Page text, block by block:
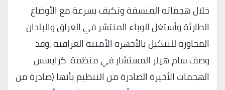
خلال هجماته المنسقة وتكيف بسرعة مع الأوضاع
الطارئة وأستغل الوباء المنتشر في العراق والبلدان
المجاورة للتنكيل بالأجهزة الأمنية العراقية ,وقد
وصف سام هيلر المستشار في منظمة كرايسس
الهجمات الأخيرة الصادرة من التنظيم بأنها (صادرة من